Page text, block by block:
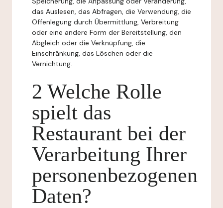
das Auslesen, das Abfragen, die Verwendung, die
Offenlegung durch Übermittlung, Verbreitung
oder eine andere Form der Bereitstellung, den
Abgleich oder die Verknüpfung, die
Einschränkung, das Löschen oder die
Vernichtung.
2 Welche Rolle
spielt das
Restaurant bei der
Verarbeitung Ihrer
personenbezogenen
Daten?